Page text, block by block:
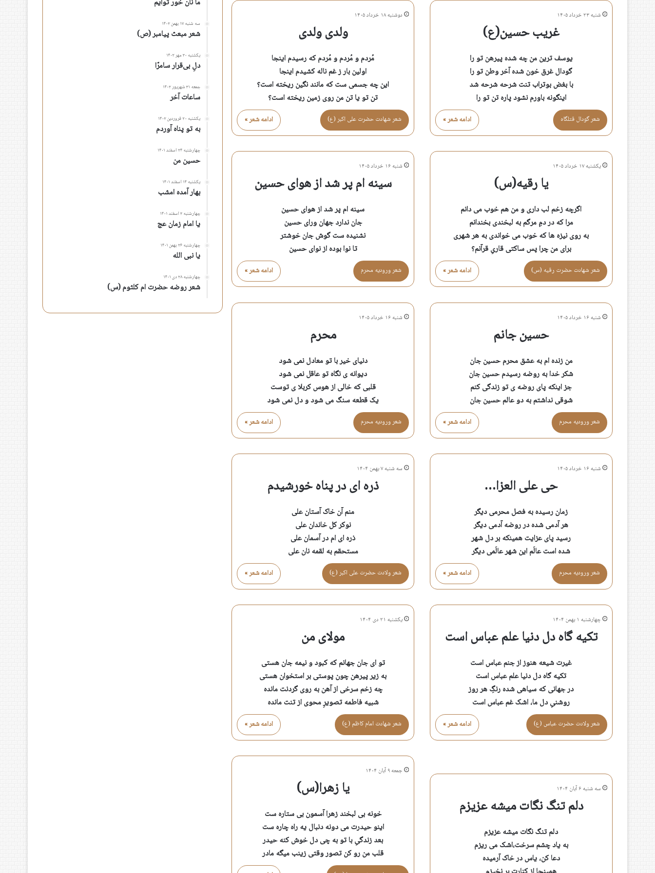
شنبه ۲۳ خرداد ۱۴۰۵
غریب حسین(ع)
یوسف ترین من چه شده پیرهن تو را
گودال غرق خون شده آخر وطن تو را
با بغض بوتراب تنت شرحه شرحه شد
اینگونه باورم نشود پاره تن تو را
ادامه شعر » شعر گودال قتلگاه
دوشنبه ۱۸ خرداد ۱۴۰۵
ولدی ولدی
مُردم و مُردم و مُردم که رسیدم اینجا
اولین بار ز غم ناله کشیدم اینجا
این چه جسمی ست که مانند نگین ریخته است؟
تن تو یا تن من روی زمین ریخته است؟
ادامه شعر » شعر شهادت حضرت علی اكبر (ع)
یکشنبه ۱۷ خرداد ۱۴۰۵
یا رقیه(س)
اگرچه زخم لب داری و من هم خوب می دانم
مرا که در دمِ مرگم به لبخندی بخندانم
به روی نیزه ها که خوب می خواندی به هر شهری
برای من چرا پس ساکتی قاریِ قرآنم؟
ادامه شعر » شعر شهادت حضرت رقيه (س)
شنبه ۱۶ خرداد ۱۴۰۵
سینه ام پر شد از هوای حسین
سینه ام پر شد از هوای حسین
جان ندارد جهان ورای حسین
نشنیده ست گوش جان خوشتر
تا نوا بوده از نوای حسین
ادامه شعر » شعر وروديه محرم
شنبه ۱۶ خرداد ۱۴۰۵
حسین جانم
من زنده ام به عشق محرم حسین جان
شکر خدا به روضه رسیدم حسین جان
جز اینکه پای روضه ی تو زندگی کنم
شوقی نداشتم به دو عالم حسین جان
ادامه شعر » شعر وروديه محرم
شنبه ۱۶ خرداد ۱۴۰۵
محرم
دنیای خیر با تو معادل نمی شود
دیوانه ی نگاه تو عاقل نمی شود
قلبی که خالی از هوس کربلا ی توست
یک قطعه سنگ می شود و دل نمی شود
ادامه شعر » شعر وروديه محرم
شنبه ۱۶ خرداد ۱۴۰۵
حی علی العزا…
زمان رسیده به فصل محرمی دیگر
هر آدمی شده در روضه آدمی دیگر
رسید پای عزایت همینکه بر دل شهر
شده است عالَم این شهر عالَمی دیگر
ادامه شعر » شعر وروديه محرم
سه شنبه ۷ بهمن ۱۴۰۴
ذره ای در پناه خورشیدم
منم آن خاک آستان علی
نوکر کل خاندان علی
ذره ای ام در آسمان علی
مستحقم به لقمه نان علی
ادامه شعر » شعر ولادت حضرت علی اكبر (ع)
چهارشنبه ۱ بهمن ۱۴۰۴
تکیه گاه دل دنیا علم عباس است
غیرت شیعه هنوز از جنم عباس است
تکیه گاه دل دنیا علم عباس است
در جهانی که سیاهی شده رنگِ هر روز
روشنیِ دل ما، اشک غم عباس است
ادامه شعر » شعر ولادت حضرت عباس (ع)
یکشنبه ۲۱ دی ۱۴۰۴
مولای من
تو ای جان جهانم که کبود و نیمه جان هستی
به زیر پیرهن چون پوستی بر استخوان هستی
چه زخم سرخی از آهن به روی گردنت مانده
شبیه فاطمه تصویرِ محوی از تنت مانده
ادامه شعر » شعر شهادت امام كاظم (ع)
جمعه ۹ آبان ۱۴۰۴
یا زهرا(س)
خونه بی لبخند زهرا آسمون بی ستاره ست
اینو حیدرت می دونه دنبال یه راه چاره ست
بعد زندگیِ با تو به چی دل خوش کنه حیدر
قلب من رو کن تصور وقتی زینب میگه مادر
سه شنبه ۶ آبان ۱۴۰۴
دلم تنگ نگات میشه عزیزم
دلم تنگ نگات میشه عزیزم
به یاد چشم سرخت،اشک می ریزم
دعا کن، یاس در خاک آرمیده
ما نان خور توأیم
سه شنبه ۱۷ بهمن ۱۴۰۲
شعر مبعث پیامبر (ص)
یکشنبه ۳۰ مهر ۱۴۰۲
دلِ بی‌قرار سامرّا
جمعه ۳۱ شهریور ۱۴۰۲
ساعات آخر
یکشنبه ۲۰ فروردین ۱۴۰۲
به تو پناه آوردم
چهارشنبه ۲۴ اسفند ۱۴۰۱
حسین من
یکشنبه ۱۴ اسفند ۱۴۰۱
بهار آمده امشب
چهارشنبه ۳ اسفند ۱۴۰۱
یا امام زمان عج
چهارشنبه ۲۶ بهمن ۱۴۰۱
یا نبی الله
چهارشنبه ۲۸ دی ۱۴۰۱
شعر روضه حضرت ام کلثوم (س)